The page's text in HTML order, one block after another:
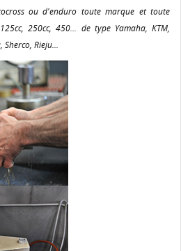
ou d'enduro toute marque et toute
250cc, 450... de type Yamaha, KTM,
Sherco, Rieju...